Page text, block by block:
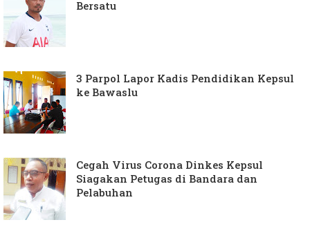
Bersatu
3 Parpol Lapor Kadis Pendidikan Kepsul
ke Bawaslu
Cegah Virus Corona Dinkes Kepsul
Siagakan Petugas di Bandara dan
Pelabuhan